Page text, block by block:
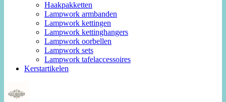
Haakpakketten
Lampwork armbanden
Lampwork kettingen
Lampwork kettinghangers
Lampwork oorbellen
Lampwork sets
Lampwork tafelaccessoires
Kerstartikelen